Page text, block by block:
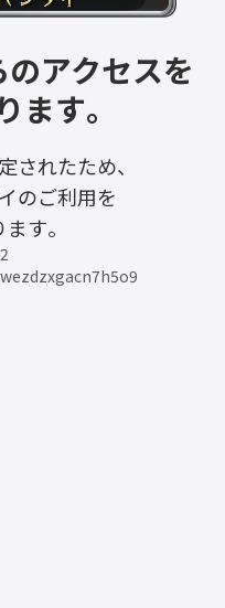
アクセスを
ます。
されたため、
のご利用を
す。